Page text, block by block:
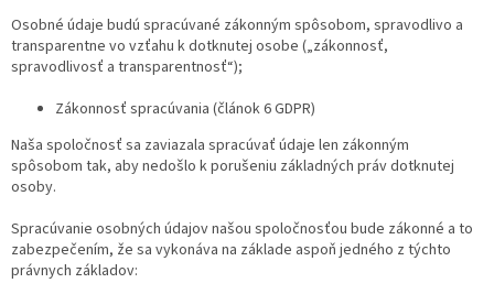
Osobné údaje budú spracúvané zákonným spôsobom, spravodlivo a
transparentne vo vzťahu k dotknutej osobe („zákonnosť,
spravodlivosť a transparentnosť“);
Zákonnosť spracúvania (článok 6 GDPR)
Naša spoločnosť sa zaviazala spracúvať údaje len zákonným
spôsobom tak, aby nedošlo k porušeniu základných práv dotknutej
osoby.
Spracúvanie osobných údajov našou spoločnosťou bude zákonné a to
zabezpečením, že sa vykonáva na základe aspoň jedného z týchto
právnych základov: